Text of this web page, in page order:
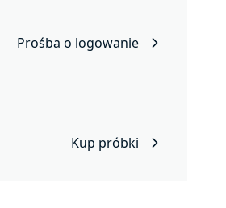
Prośba o logowanie
Kup próbki